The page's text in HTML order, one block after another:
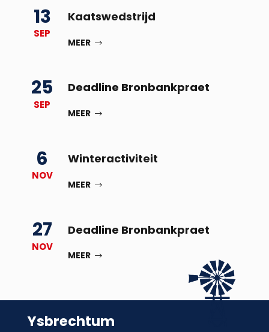
13
SEP
Kaatswedstrijd
MEER
25
SEP
Deadline Bronbankpraet
MEER
6
NOV
Winteractiviteit
MEER
27
NOV
Deadline Bronbankpraet
MEER
Ysbrechtum